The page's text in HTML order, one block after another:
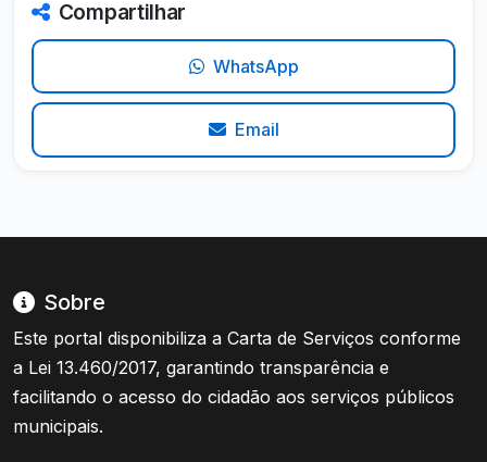
Compartilhar
WhatsApp
Email
Sobre
Este portal disponibiliza a Carta de Serviços conforme
a Lei 13.460/2017, garantindo transparência e
facilitando o acesso do cidadão aos serviços públicos
municipais.